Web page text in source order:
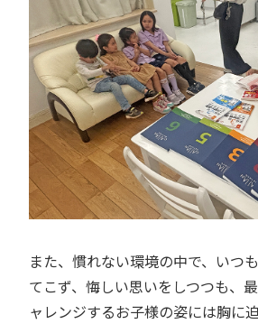
また、慣れない環境の中で、いつ
てこず、悔しい思いをしつつも、
ャレンジするお子様の姿には胸に